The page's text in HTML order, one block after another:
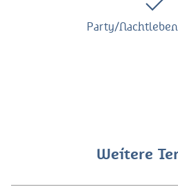
Party/
Weitere